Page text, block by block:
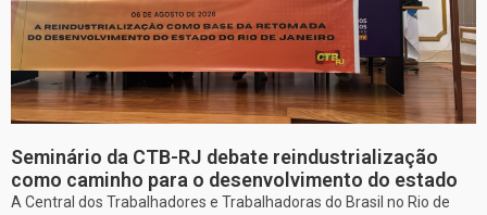
Seminário da CTB-RJ debate reindustrialização
como caminho para o desenvolvimento do estado
A Central dos Trabalhadores e Trabalhadoras do Brasil no Rio de